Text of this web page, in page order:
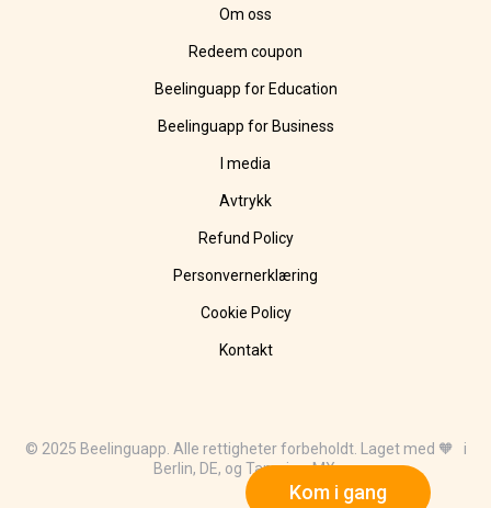
Kom i gang
Om oss
Redeem coupon
Beelinguapp for Education
Beelinguapp for Business
I media
Avtrykk
Refund Policy
Personvernerklæring
Cookie Policy
Kontakt
© 2025 Beelinguapp. Alle rettigheter forbeholdt. Laget med 🧡 i
Berlin, DE, og Tampico, MX.